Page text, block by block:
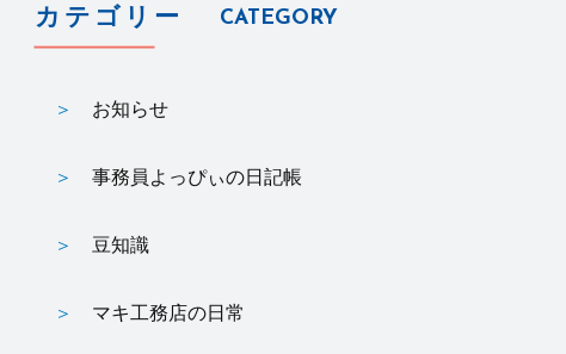
カテゴリー CATEGORY
お知らせ
事務員よっぴぃの日記帳
豆知識
マキ工務店の日常